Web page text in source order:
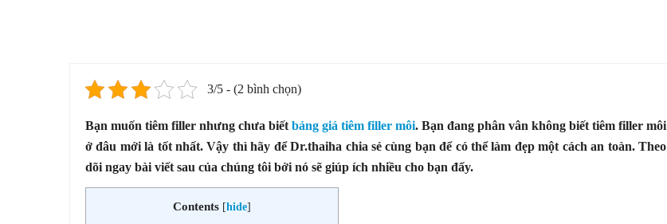
3/5 - (2 bình chọn)
Bạn muốn tiêm filler nhưng chưa biết bảng giá tiêm filler môi. Bạn đang phân vân không biết tiêm filler môi
ở đâu mới là tốt nhất. Vậy thì hãy để Dr.thaiha chia sẻ cùng bạn để có thể làm đẹp một cách an toàn. Theo
dõi ngay bài viết sau của chúng tôi bởi nó sẽ giúp ích nhiều cho bạn đấy.
Contents [hide]